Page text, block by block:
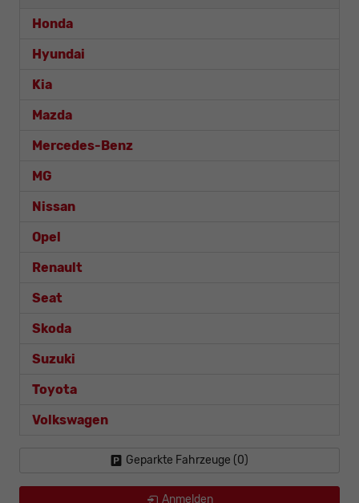
Honda
Hyundai
Kia
Mazda
Mercedes-Benz
MG
Nissan
Opel
Renault
Seat
Skoda
Suzuki
Toyota
Volkswagen
Geparkte Fahrzeuge (0)
Anmelden